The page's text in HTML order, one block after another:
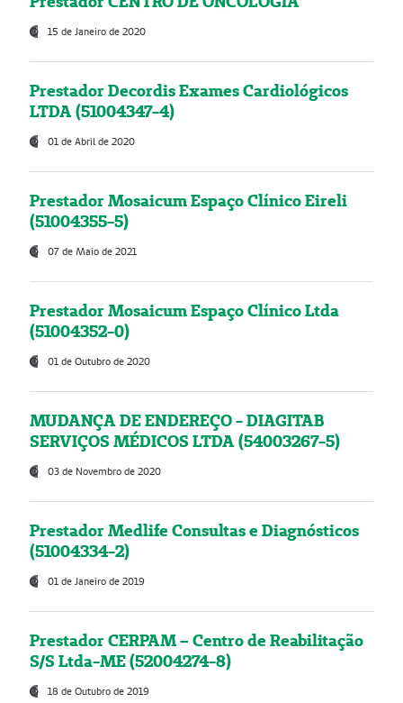
15 de Janeiro de 2020
Prestador Decordis Exames Cardiológicos
LTDA (51004347-4)
01 de Abril de 2020
Prestador Mosaicum Espaço Clínico Eireli
(51004355-5)
07 de Maio de 2021
Prestador Mosaicum Espaço Clínico Ltda
(51004352-0)
01 de Outubro de 2020
MUDANÇA DE ENDEREÇO - DIAGITAB
SERVIÇOS MÉDICOS LTDA (54003267-5)
03 de Novembro de 2020
Prestador Medlife Consultas e Diagnósticos
(51004334-2)
01 de Janeiro de 2019
Prestador CERPAM – Centro de Reabilitação
S/S Ltda-ME (52004274-8)
18 de Outubro de 2019